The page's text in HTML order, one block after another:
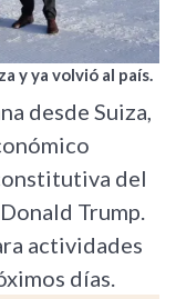
y ya volvió al país.
desde Suiza,
del
Trump.
actividades
días.